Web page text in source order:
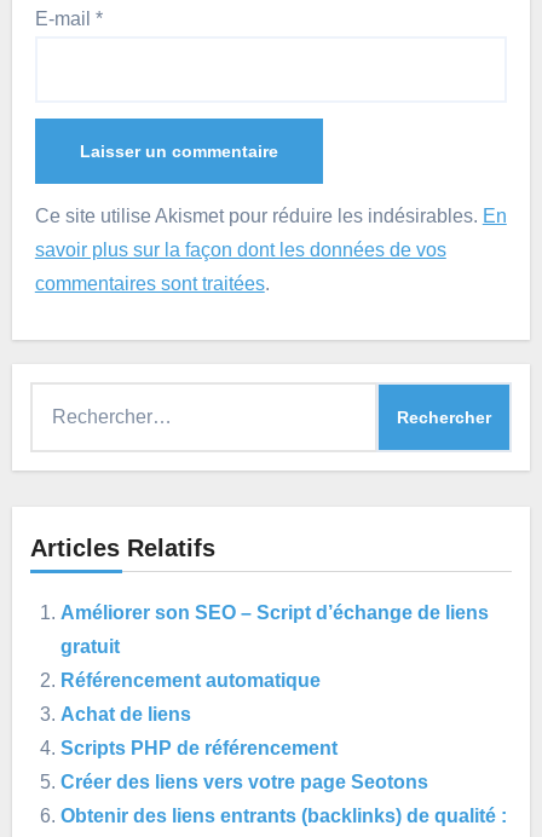
E-mail *
Ce site utilise Akismet pour réduire les indésirables. En
savoir plus sur la façon dont les données de vos
commentaires sont traitées.
Articles Relatifs
Améliorer son SEO – Script d’échange de liens
gratuit
Référencement automatique
Achat de liens
Scripts PHP de référencement
Créer des liens vers votre page Seotons
Obtenir des liens entrants (backlinks) de qualité :